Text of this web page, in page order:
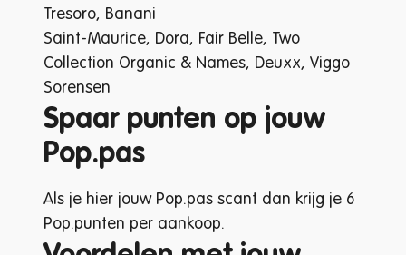
Tresoro, Banani
Saint-Maurice, Dora, Fair Belle, Two
Collection Organic & Names, Deuxx, Viggo
Sorensen
Spaar punten op jouw
Pop.pas
Als je hier jouw Pop.pas scant dan krijg je 6
Pop.punten per aankoop.